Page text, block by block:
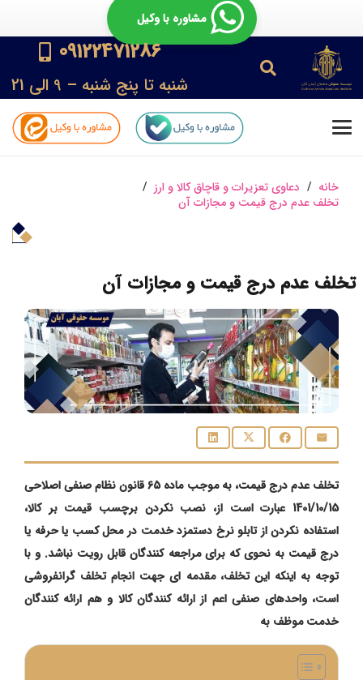
مشاوره با وکیل
09122471286
شنبه تا پنج شنبه – 9 الی 21
خانه / دعاوی تعزیرات و قاچاق کالا و ارز /
تخلف عدم درج قیمت و مجازات آن
تخلف عدم درج قیمت و مجازات آن
تخلف عدم درج قیمت، به موجب ماده 65 قانون نظام صنفی اصلاحی
1401/10/15 عبارت است از، نصب نکردن برچسب قیمت بر کالا،
استفاده نکردن از تابلو نرخ دستمزد خدمت در محل کسب یا حرفه یا
درج قیمت به نحوی که برای مراجعه کنندگان قابل رویت نباشد. و با
توجه به اینکه این تخلف، مقدمه ای جهت انجام تخلف گرانفروشی
است، واحدهای صنفی اعم از ارائه کنندگان کالا و هم ارائه کنندگان
خدمت موظف به